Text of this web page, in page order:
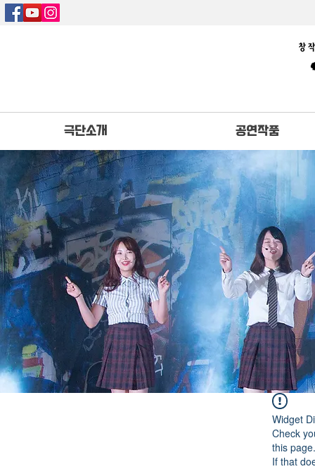
극단소개 공연작품
Widget
Check
this page.
If that